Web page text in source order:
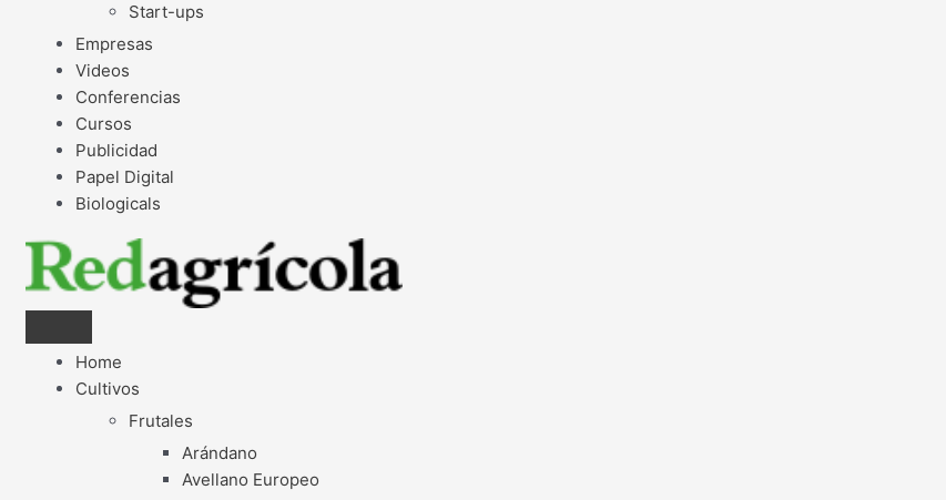
Start-ups
Empresas
Videos
Conferencias
Cursos
Publicidad
Papel Digital
Biologicals
Home
Cultivos
Frutales
Arándano
Avellano Europeo